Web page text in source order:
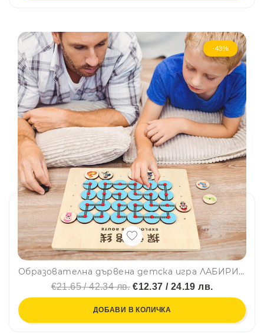
-43%
Образователна дървена детска игра ЛАБИРИН с логически мислене за концентрация💥 YJH07
€21.65 / 42.34 лв.€12.37 / 24.19 лв.
ДОБАВИ В КОЛИЧКА